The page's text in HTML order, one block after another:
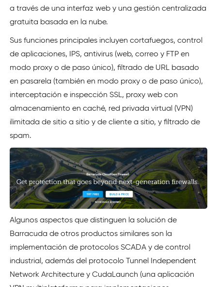
a través de una interfaz web y una gestión centralizada
gratuita basada en la nube.
Sus funciones principales incluyen cortafuegos, control
de aplicaciones, IPS, antivirus (web, correo y FTP en
modo proxy o de paso único), filtrado de URL basado
en pasarela (también en modo proxy o de paso único),
interceptación e inspección SSL, proxy web con
almacenamiento en caché, red privada virtual (VPN)
ilimitada de sitio a sitio y de cliente a sitio, y filtrado de
spam.
Algunos aspectos que distinguen la solución de
Barracuda de otros productos similares son la
implementación de protocolos SCADA y de control
industrial, además del protocolo Tunnel Independent
Network Architecture y CudaLaunch (una aplicación